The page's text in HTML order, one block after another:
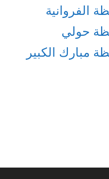
الفروانية
حولي
مبارك الكبير